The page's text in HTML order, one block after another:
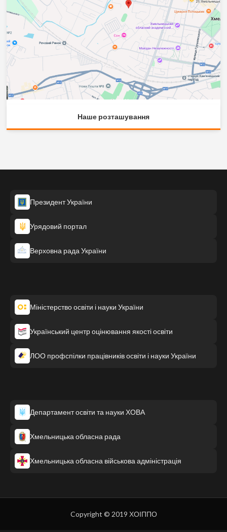
Наше розташування
Президент України
Урядовий портал
Верховна рада України
Міністерство освіти і науки України
Український центр оцінювання якості освіти
ЛОО профспілки працівників освіти і науки України
Департамент освіти та науки ХОВА
Хмельницька обласна рада
Хмельницька обласна військова адміністрація
Copyright © 2019 ХОІППО